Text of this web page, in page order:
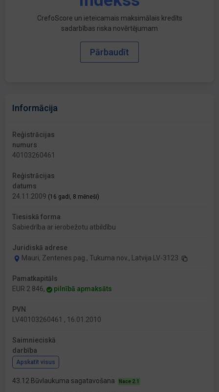
CrefoScore un ieteicamais maksimālais kredīts
sadarbības riska novērtējumam
Pārbaudīt
Informācija
Reģistrācijas
numurs
40103260461
Reģistrācijas
datums
24.11.2009 (16 gadi, 8 mēneši)
Tiesiskā forma
Sabiedrība ar ierobežotu atbildību
Juridiskā adrese
Mauri, Zentenes pag., Tukuma nov., Latvija LV-3123
Pamatkapitāls
EUR 2 846,
pilnībā apmaksāts
PVN
LV40103260461 , 16.01.2010
Saimnieciskā
darbība
Apskatīt visus
43.12 Būvlaukuma sagatavošana Nace 2.1